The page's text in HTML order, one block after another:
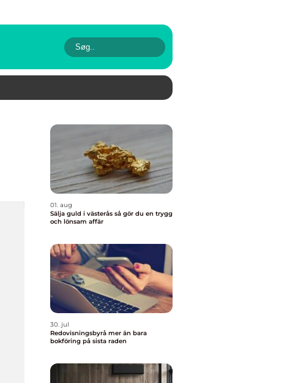
01. aug
Sälja guld i västerås så gör du en trygg
och lönsam affär
30. jul
Redovisningsbyrå mer än bara
bokföring på sista raden